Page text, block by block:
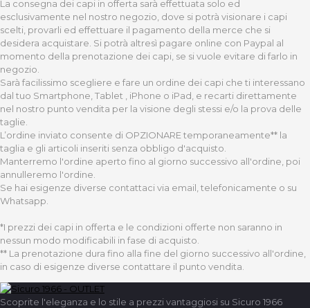
La consegna dei capi in offerta sarà effettuata solo ed
esclusivamente nel nostro negozio, dove si potrà visionare i capi
scelti, provarli ed effettuare il pagamento della merce che si
desidera acquistare. Si potrà altresì pagare online con Paypal al
momento della prenotazione dei capi, se si vuole evitare di farlo in
negozio.
Sarà facilissimo scegliere e fare un ordine dei capi che ti interessano
dal tuo Smartphone, Tablet , iPhone o iPad, e recarti direttamente
nel nostro punto vendita per la visione degli stessi e/o la prova delle
taglie.
L’ordine inviato consente di OPZIONARE temporaneamente** la
taglia e gli articoli inseriti senza obbligo d'acquisto.
Manterremo l'ordine aperto fino al giorno successivo all'ordine, poi
annulleremo l'ordine.
Se hai esigenze diverse contattaci via email, telefonicamente o su
Whatsapp.
*I prezzi dei capi in offerta e le condizioni offerte non saranno in
nessun modo modificabili in fase di acquisto.
** La prenotazione dura fino alla fine del giorno successivo all'ordine,
in caso di esigenze diverse contattare il punto vendita.
Scoprite l'eleganza e lo stile a prezzi vantaggiosi su Sicuro 1966